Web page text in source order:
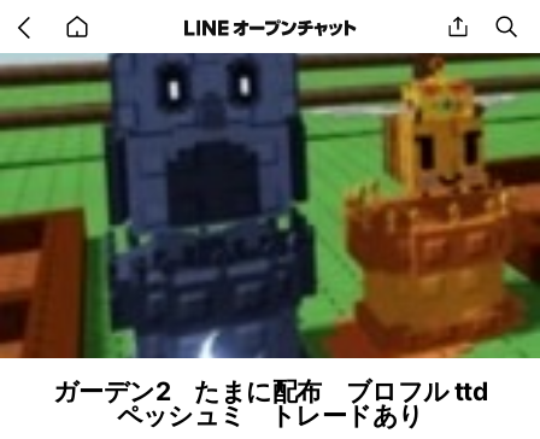
back
to
home
share
ガーデン2 たまに配布 ブロフル ttd
ペッシュミ トレードあり